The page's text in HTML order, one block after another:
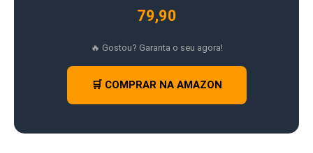
79,90
🔥 Gostou? Garanta o seu agora!
🛒 COMPRAR NA AMAZON